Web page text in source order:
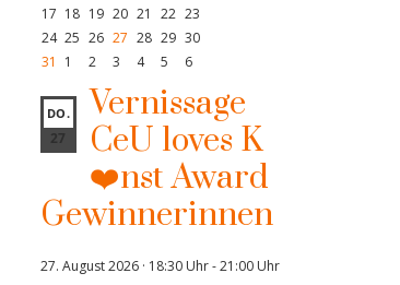
17 18 19 20 21 22 23
24 25 26 27 28 29 30
31
1 2 3 4 5 6
DO.
27
Vernissage
CeU loves K
❤️nst Award
Gewinnerinnen
27. August 2026 · 18:30 Uhr-21:00 Uhr